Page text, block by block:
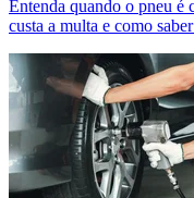
Entenda quando o pneu é
custa a multa e como